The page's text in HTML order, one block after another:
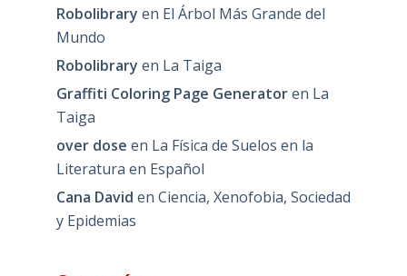
Robolibrary en El Árbol Más Grande del
Mundo
Robolibrary en La Taiga
Graffiti Coloring Page Generatoren La
Taiga
over dose en La Física de Suelos en la
Literatura en Español
Cana David en Ciencia, Xenofobia, Sociedad
y Epidemias